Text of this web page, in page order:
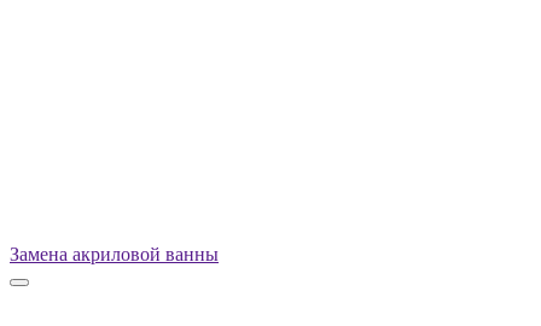
Замена акриловой ванны